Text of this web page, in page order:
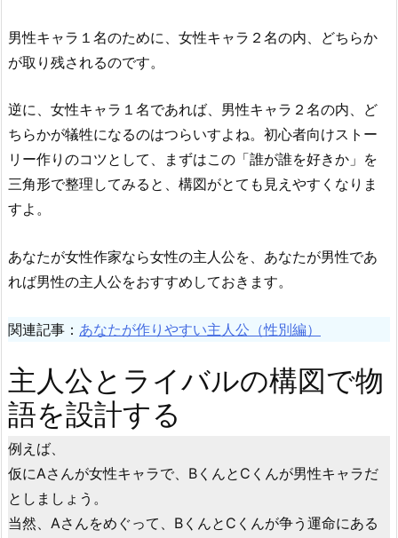
男性キャラ１名のために、女性キャラ２名の内、どちらか
が取り残されるのです。
逆に、女性キャラ１名であれば、男性キャラ２名の内、ど
ちらかが犠牲になるのはつらいすよね。初心者向けストー
リー作りのコツとして、まずはこの「誰が誰を好きか」を
三角形で整理してみると、構図がとても見えやすくなりま
すよ。
あなたが女性作家なら女性の主人公を、あなたが男性であ
れば男性の主人公をおすすめしておきます。
関連記事： あなたが作りやすい主人公（性別編）
主人公とライバルの構図で物
語を設計する
例えば、
仮にAさんが女性キャラで、BくんとCくんが男性キャラだ
としましょう。
当然、Aさんをめぐって、BくんとCくんが争う運命にある